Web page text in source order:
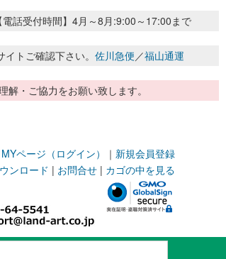
話受付時間】4月～8月:9:00～17:00まで
トご確認下さい。 佐川急便／福山通運
・ご協力をお願い致します。
MYページ（ログイン） ｜ 新規会員登録
ンロード | お問合せ | カゴの中を見る